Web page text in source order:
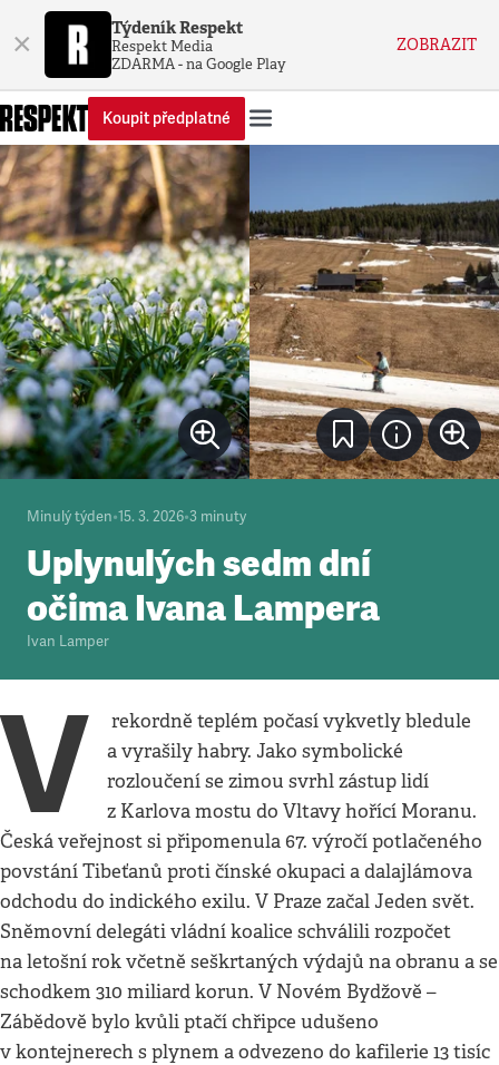
× Týdeník Respekt
Respekt Media
ZDARMA - na Google Play
ZOBRAZIT
Koupit předplatné
Minulý týden•15. 3. 2026•3 minuty
Uplynulých sedm dní
očima Ivana Lampera
Ivan Lamper
V
rekordně teplém počasí vykvetly bledule
a vyrašily habry. Jako symbolické
rozloučení se zimou svrhl zástup lidí
z Karlova mostu do Vltavy hořící Moranu.
Česká veřejnost si připomenula 67. výročí potlačeného
povstání Tibeťanů proti čínské okupaci a dalajlámova
odchodu do indického exilu. V Praze začal Jeden svět.
Sněmovní delegáti vládní koalice schválili rozpočet
na letošní rok včetně seškrtaných výdajů na obranu a se
schodkem 310 miliard korun. V Novém Bydžově –
Zábědově bylo kvůli ptačí chřipce udušeno
v kontejnerech s plynem a odvezeno do kafilerie 13 tisíc